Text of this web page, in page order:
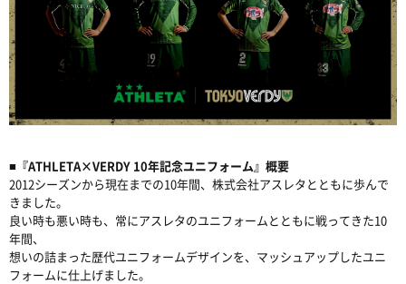
■『ATHLETA×VERDY 10年記念ユニフォーム』概要
2012シーズンから現在までの10年間、株式会社アスレタとともに歩んで
きました。
良い時も悪い時も、常にアスレタのユニフォームとともに戦ってきた10
年間、
想いの詰まった歴代ユニフォームデザインを、マッシュアップしたユニ
フォームに仕上げました。